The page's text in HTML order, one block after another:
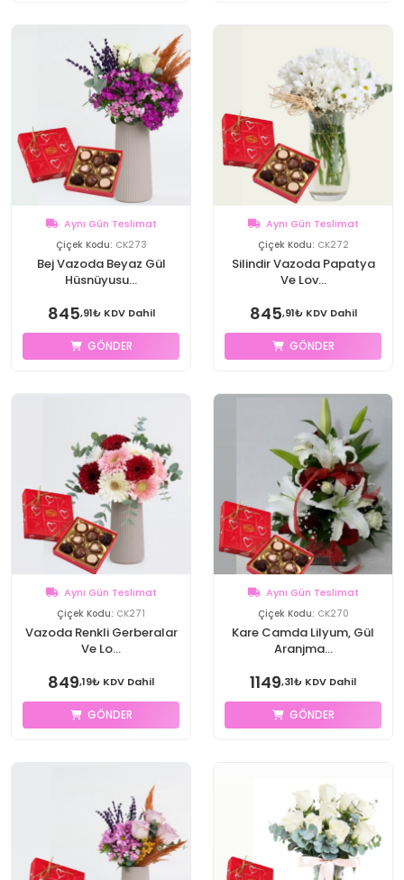
Aynı Gün Teslimat
Çiçek Kodu: CK273
Bej Vazoda Beyaz Gül
Hüsnüyusu...
845,91₺ KDV Dahil
GÖNDER
Aynı Gün Teslimat
Çiçek Kodu: CK272
Silindir Vazoda Papatya
Ve Lov...
845,91₺ KDV Dahil
GÖNDER
Aynı Gün Teslimat
Çiçek Kodu: CK271
Vazoda Renkli Gerberalar
Ve Lo...
849,19₺ KDV Dahil
GÖNDER
Aynı Gün Teslimat
Çiçek Kodu: CK270
Kare Camda Lilyum, Gül
Aranjma...
1149,31₺ KDV Dahil
GÖNDER